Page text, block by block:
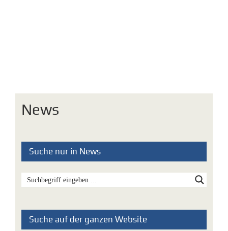
News
Suche nur in News
Suche auf der ganzen Website